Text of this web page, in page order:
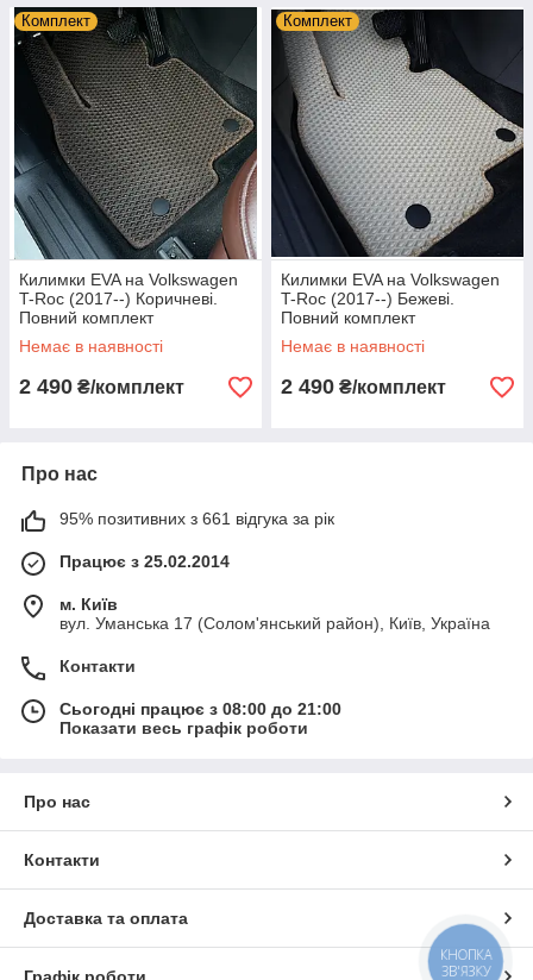
Комплект
Килимки EVA на Volkswagen
T-Roc (2017--) Коричневі.
Повний комплект
Немає в наявності
2 490 ₴/комплект
Комплект
Килимки EVA на Volkswagen
T-Roc (2017--) Бежеві.
Повний комплект
Немає в наявності
2 490 ₴/комплект
Про нас
95% позитивних з 661 відгука за рік
Працює з 25.02.2014
м. Київ
вул. Уманська 17 (Солом'янський район), Київ, Україна
Контакти
Сьогодні працює з 08:00 до 21:00
Показати весь графік роботи
Про нас
Контакти
Доставка та оплата
КНОПКА
ЗВ'ЯЗКУ